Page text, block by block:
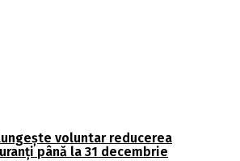
voluntar reducerea
până la 31 decembrie